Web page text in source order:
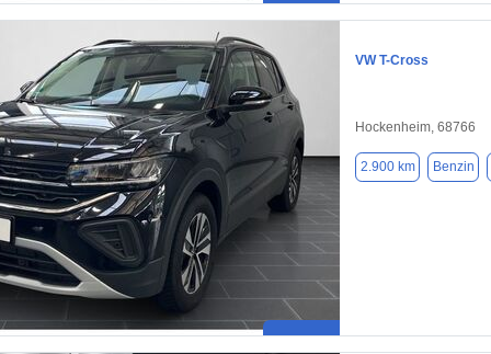
VW T-Cross
Hockenheim, 68766
2.900 km Benzin